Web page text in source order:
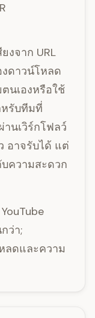
งจาก URL
ดาวน์โหลด
นเองหรือใช้
หรับทีมที่
นเวิร์กโฟลว์
อาจรับได้ แต่
ความสะดวก
ว่า;
ลดและความ